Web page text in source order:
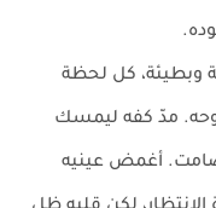
وبطيئة، كل لحظة
مدّ كفه ليمسك
صامت. أغمض عينيه